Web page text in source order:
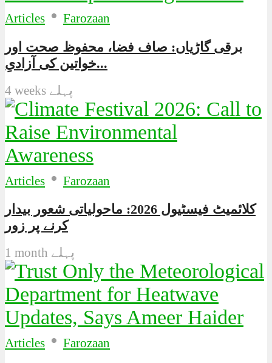
Articles • Farozaan
برقی گاڑیاں: صاف فضا، محفوظ صحت اور
خواتین کی آزادیِ...
4 weeks پہلے
Articles • Farozaan
کلائمیٹ فیسٹیول 2026: ماحولیاتی شعور بیدار
کرنے پر زور
1 month پہلے
Articles • Farozaan